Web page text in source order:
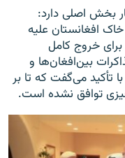
بخش اصلی دارد:
افغانستان علیه
خروج کامل
بین‌افغان‌ها و
تأکید می‌گفت که تا بر
توافق نشده است.